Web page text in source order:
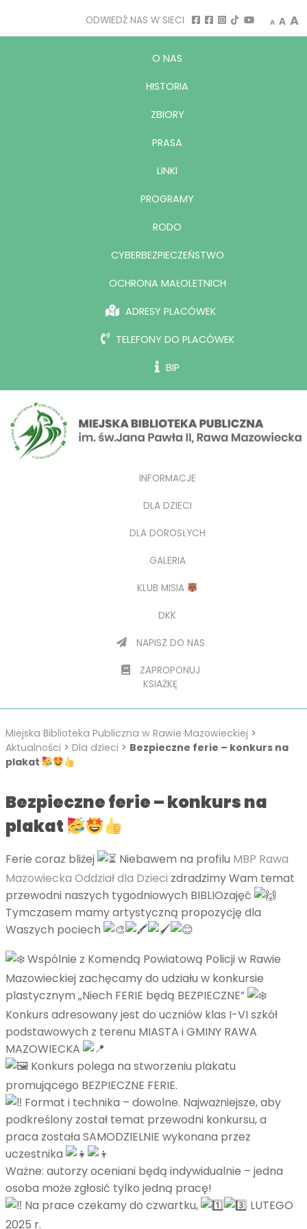
ODWIEDŹ NAS W SIECI A A A
O NAS
HISTORIA
ZBIORY
PRASA
LINKI
PROGRAMY
RODO
CYBERBEZPIECZEŃSTWO
OCHRONA MAŁOLETNICH
ADRESY PLACÓWEK
TELEFONY DO PLACÓWEK
BIP
INFORMACJE
DLA DZIECI
DLA DOROSŁYCH
GALERIA
KLUB MISIA
DKK
NAPISZ DO NAS
ZAPROPONUJ
KSIAŻKĘ
Miejska Biblioteka Publiczna w Rawie Mazowieckiej >
Aktualności > Dla dzieci > Bezpieczne ferie – konkurs na
plakat
Bezpieczne ferie – konkurs na
plakat
Ferie coraz bliżej Niebawem na profilu MBP Rawa
Mazowiecka Oddział dla Dzieci zdradzimy Wam temat
przewodni naszych tygodniowych BIBLIOzajęć
Tymczasem mamy artystyczną propozycję dla
Waszych pociech
Wspólnie z Komendą Powiatową Policji w Rawie
Mazowieckiej zachęcamy do udziału w konkursie
plastycznym „Niech FERIE będą BEZPIECZNE”
Konkurs adresowany jest do uczniów klas I-VI szkół
podstawowych z terenu MIASTA i GMINY RAWA
MAZOWIECKA
Konkurs polega na stworzeniu plakatu
promującego BEZPIECZNE FERIE.
Format i technika – dowolne. Najważniejsze, aby
podkreślony został temat przewodni konkursu, a
praca została SAMODZIELNIE wykonana przez
uczestnika
Ważne: autorzy oceniani będą indywidualnie – jedna
osoba może zgłosić tylko jedną pracę!
Na prace czekamy do czwartku,
LUTEGO
2025 r.